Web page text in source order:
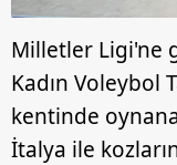
Milletler Ligi'ne
Kadın Voleybol
kentinde
İtalya ile